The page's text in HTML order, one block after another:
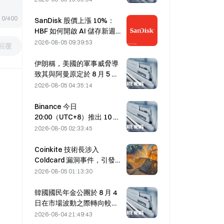
0/400
覆
SanDisk 股價上漲 10%：
HBF 如何開啟 AI 儲存新週
期，財報能否驗證成長邏
2026-08-05 09:39:53
伊朗稱，美國的軍事威脅導
致其與阿曼原定於 8 月 5 日
達成的荷莫茲海峽協議延
2026-08-05 04:35:14
Binance 今日
20:00（UTC+8）推出 10 個
bStocks 交易對，掛單手續
2026-08-05 02:33:45
Coinkite 技術長涉入
Coldcard 漏洞事件，引發四
波攻擊損失 1.14 億美元
2026-08-05 01:13:30
韓國國民年金公團於 8 月 4
日在市場波動之際轉向較穩
健的股票。
2026-08-04 21:49:43